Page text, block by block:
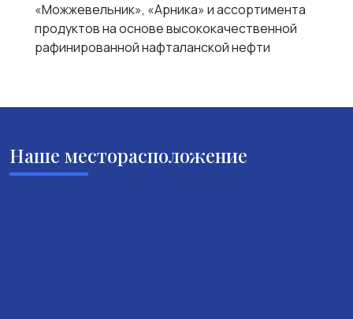
«Можжевельник», «Арника» и ассортимента
продуктов на основе высококачественной
рафинированной нафталанской нефти
Наше месторасположение